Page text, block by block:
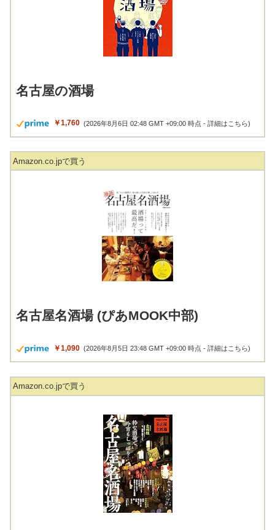
名古屋の酒場
￥1,760 (2026年8月6日 02:48 GMT +09:00 時点 -詳細はこちら)
Amazon.co.jpで買う
名古屋名酒場 (ぴあMOOK中部)
￥1,090 (2026年8月5日 23:48 GMT +09:00 時点 -詳細はこちら)
Amazon.co.jpで買う